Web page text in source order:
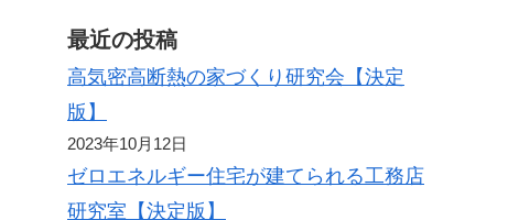
最近の投稿
高気密高断熱の家づくり研究会【決定
版】
2023年10月12日
ゼロエネルギー住宅が建てられる工務店
研究室【決定版】